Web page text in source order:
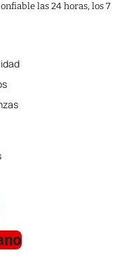
las 24 horas, los 7